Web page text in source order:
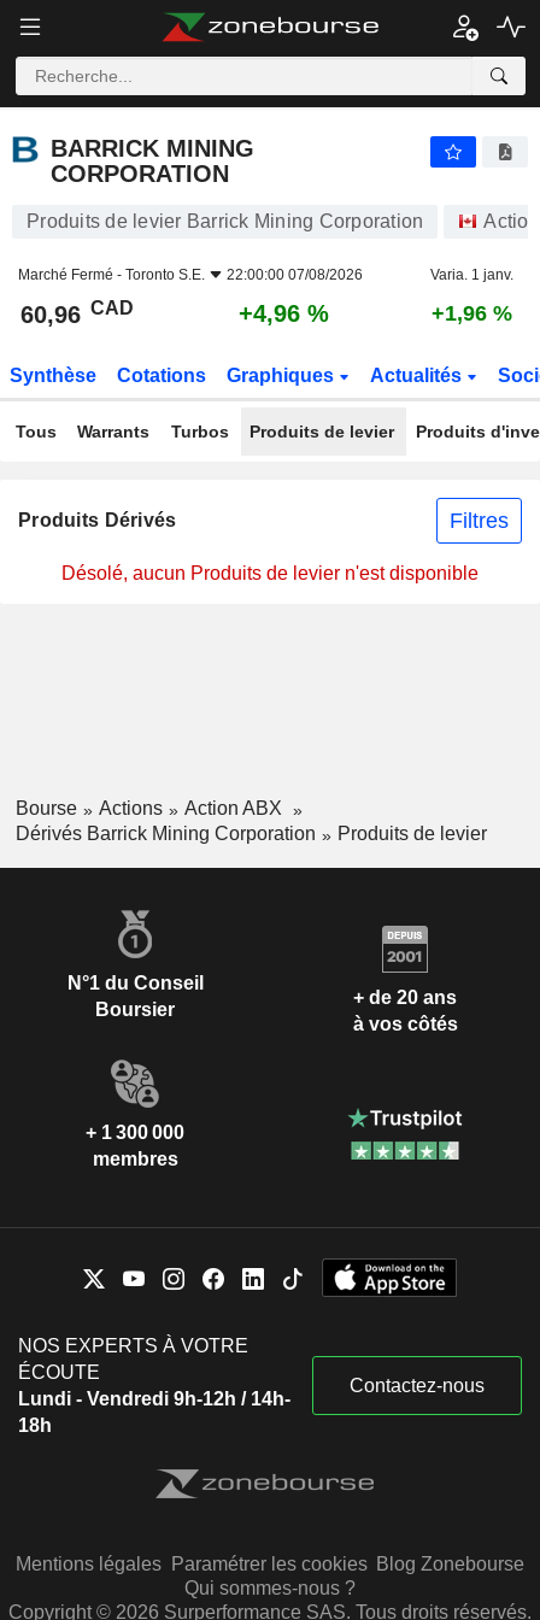
BARRICK MINING
CORPORATION
Produits de levier Barrick Mining Corporation
Marché Fermé - Toronto S.E. 22:00:00 07/08/2026 Varia. 1 janv.
60,96 CAD +4,96 % +1,96 %
Synthèse Cotations Graphiques Actualités
Tous Warrants Turbos Produits de levier Produits
Produits Dérivés Filtres
Désolé, aucun Produits de levier n'est disponible
Bourse Actions
Action ABX
Dérivés Barrick Mining Corporation
Produits de levier
N°1 du Conseil
Boursier
+ de 20 ans
à vos côtés
+ 1 300 000
membres
NOS EXPERTS À VOTRE
ÉCOUTE
Lundi - Vendredi 9h-12h / 14h-
18h
Contactez-nous
Mentions légales Paramétrer les cookies Blog Zonebourse
Qui sommes-nous ?
Copyright © 2026 Surperformance SAS. Tous droits réservés.